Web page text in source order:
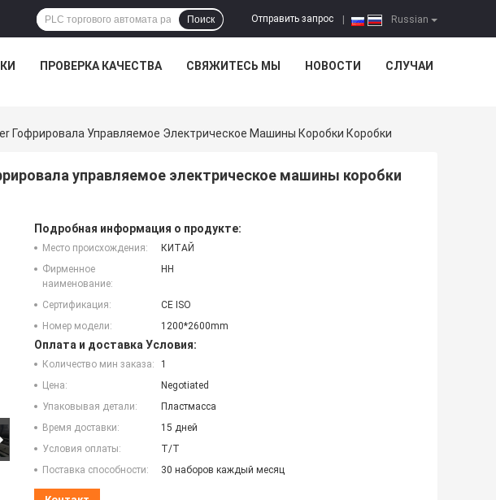
Russian
Отправить запрос
Поиск
ПРОВЕРКА КАЧЕСТВА СВЯЖИТЕСЬ МЫ НОВОСТИ СЛУЧАИ
Гофрировала Управляемое Электрическое Машины Коробки Коробки
управляемое электрическое машины коробки
Подробная информация о продукте:
Место происхождения:
КИТАЙ
Фирменное
наименование:
HH
Сертификация:
CE ISO
Номер модели:
1200*2600mm
Оплата и доставка Условия:
Количество мин заказа:
1
Цена:
Negotiated
Упаковывая детали:
Пластмасса
Время доставки:
15 дней
Условия оплаты:
T/T
Поставка способности:
30 наборов каждый месяц